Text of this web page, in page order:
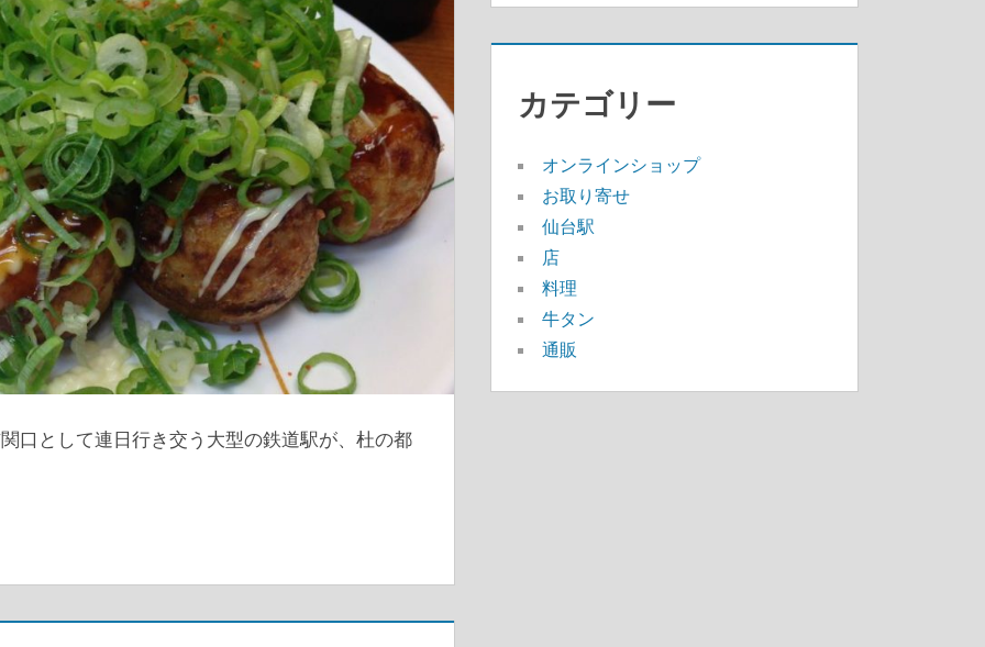
口として連日行き交う大型の鉄道駅が、杜の都
カテゴリー
オンラインショップ
お取り寄せ
仙台駅
店
料理
牛タン
通販